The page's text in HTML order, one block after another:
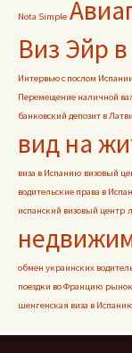
Nota Simple
Виз Эйр
Интервью с послом
Перемещение наличной
банковский депозит в
вид на
виза в Испанию визовый
водительские права в
испанский визовый центр
обмен украинских
поездки во Францию
шенгенская виза в